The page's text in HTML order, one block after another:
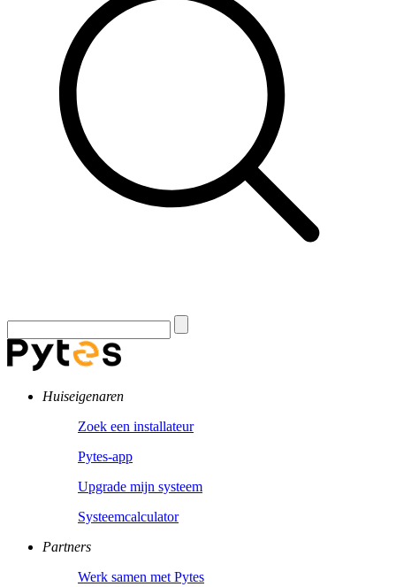
Huiseigenaren
Zoek een installateur
Pytes-app
Upgrade mijn systeem
Systeemcalculator
Partners
Werk samen met Pytes